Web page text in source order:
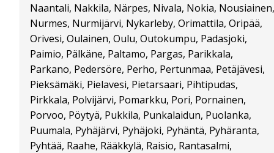
Naantali, Nakkila, Närpes, Nivala, Nokia, Nousiainen,
Nurmes, Nurmijärvi, Nykarleby, Orimattila, Oripää,
Orivesi, Oulainen, Oulu, Outokumpu, Padasjoki,
Paimio, Pälkäne, Paltamo, Pargas, Parikkala,
Parkano, Pedersöre, Perho, Pertunmaa, Petäjävesi,
Pieksämäki, Pielavesi, Pietarsaari, Pihtipudas,
Pirkkala, Polvijärvi, Pomarkku, Pori, Pornainen,
Porvoo, Pöytyä, Pukkila, Punkalaidun, Puolanka,
Puumala, Pyhäjärvi, Pyhäjoki, Pyhäntä, Pyhäranta,
Pyhtää, Raahe, Rääkkylä, Raisio, Rantasalmi,